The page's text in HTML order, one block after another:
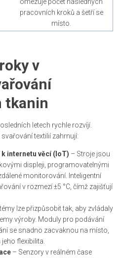
pracovních kroků a šetří se
místo.
v
tkanin
letech rychle rozvíjí.
textilií zahrnují:
internetu věcí (IoT) – Stroje jsou
displeji, programovatelnými
monitorování. Inteligentní
v rozmezí ±5 °C, čímž zajišťují
lze přizpůsobit tak, aby zvládaly
výroby. Moduly pro podávání
se snadno zacvaknou na místo,
flexibilita.
– Senzory v reálném čase